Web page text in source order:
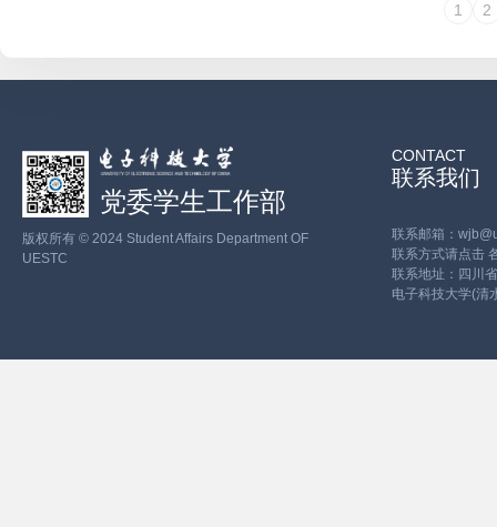
1 2
党委学生工作部
版权所有 © 2024 Student Affairs Department OF
UESTC
CONTACT
联系我们
联系邮箱：
联系方式请点击
联系地址：四川
电子科技大学(清